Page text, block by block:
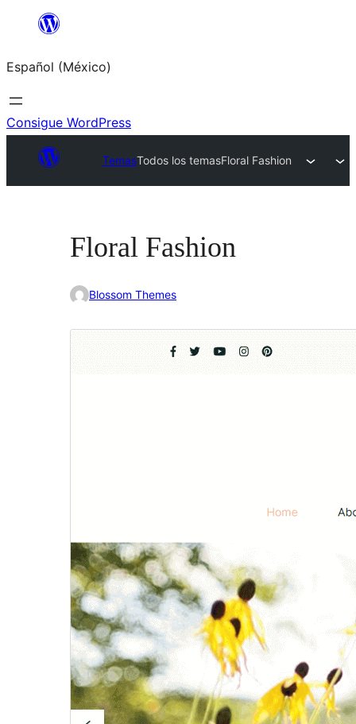
Saltar
contenido
Español (México)
Consigue WordPress
TemasTodos los temasFloral Fashion
Floral Fashion
Blossom Themes